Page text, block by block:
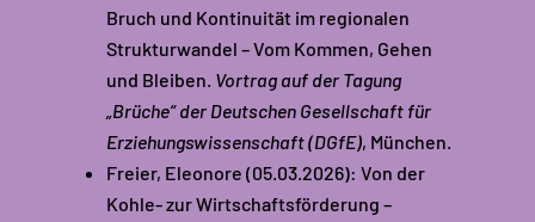
Bruch und Kontinuität im regionalen
Strukturwandel – Vom Kommen, Gehen
und Bleiben. Vortrag auf der Tagung
„Brüche“ der Deutschen Gesellschaft für
Erziehungswissenschaft (DGfE), München.
Freier, Eleonore (05.03.2026): Von der
Kohle- zur Wirtschaftsförderung –